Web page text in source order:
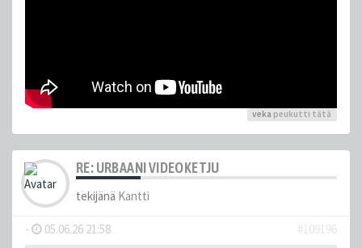
veka peukutti tätä
RE: URBAANI VIDEOKETJU
tekijänä Kantti
- 05.06.26 21:58
#109196